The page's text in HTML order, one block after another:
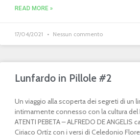
READ MORE »
17/04/2021 Nessun commento
Lunfardo in Pillole #2
Un viaggio alla scoperta dei segreti di un
intimamente connesso con la cultura del
ATENTI PEBETA – ALFREDO DE ANGELIS
Ciriaco Ortíz con i versi di Celedonio